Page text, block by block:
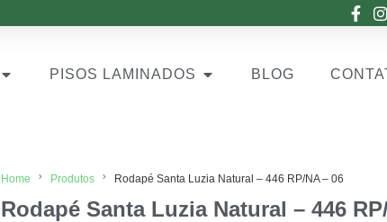
PISOS LAMINADOS BLOG
Home Produtos Rodapé Santa Luzia Natural – 446 RP/NA – 06
Rodapé Santa Luzia Natural – 446